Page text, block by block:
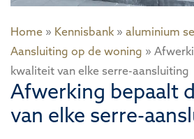
Home » Kennisbank » aluminium
Aansluiting op de woning »
kwaliteit van elke serre-aansluiting
Afwerking bepaalt
van elke serre-